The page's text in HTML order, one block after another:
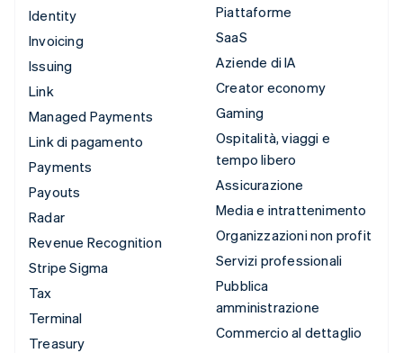
Identity
Invoicing
Issuing
Link
Managed Payments
Link di pagamento
Payments
Payouts
Radar
Revenue Recognition
Stripe Sigma
Tax
Terminal
Treasury
Piattaforme
SaaS
Aziende di IA
Creator economy
Gaming
Ospitalità, viaggi e
tempo libero
Assicurazione
Media e intrattenimento
Organizzazioni non profit
Servizi professionali
Pubblica
amministrazione
Commercio al dettaglio